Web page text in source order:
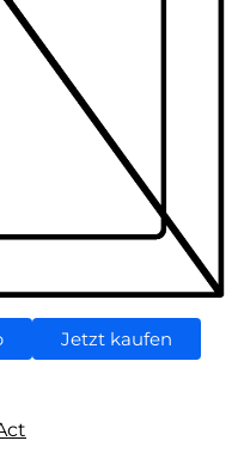
Jetzt kaufen